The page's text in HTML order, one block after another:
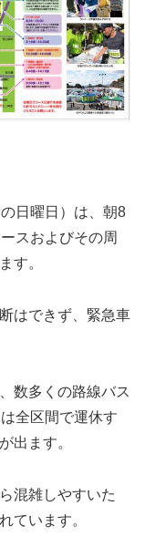
日曜日）は、朝8
スおよびその周
す。
はできず、緊急車
数多くの路線バス
全区間で運休す
出ます。
混雑しやすいた
ています。